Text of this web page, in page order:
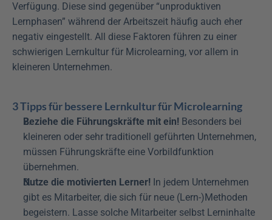
Verfügung. Diese sind gegenüber “unproduktiven
Lernphasen” während der Arbeitszeit häufig auch eher
negativ eingestellt. All diese Faktoren führen zu einer
schwierigen Lernkultur für Microlearning, vor allem in
kleineren Unternehmen.
3 Tipps für bessere Lernkultur für Microlearning
Beziehe die Führungskräfte mit ein! Besonders bei
kleineren oder sehr traditionell geführten Unternehmen,
müssen Führungskräfte eine Vorbildfunktion
übernehmen.
Nutze die motivierten Lerner! In jedem Unternehmen
gibt es Mitarbeiter, die sich für neue (Lern-)Methoden
begeistern. Lasse solche Mitarbeiter selbst Lerninhalte